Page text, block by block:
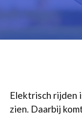
Elektrisch rijden
zien. Daarbij